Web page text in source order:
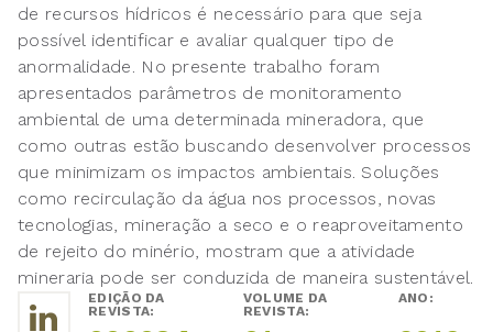
de recursos hídricos é necessário para que seja
possível identificar e avaliar qualquer tipo de
anormalidade. No presente trabalho foram
apresentados parâmetros de monitoramento
ambiental de uma determinada mineradora, que
como outras estão buscando desenvolver processos
que minimizam os impactos ambientais. Soluções
como recirculação da água nos processos, novas
tecnologias, mineração a seco e o reaproveitamento
de rejeito do minério, mostram que a atividade
mineraria pode ser conduzida de maneira sustentável.
EDIÇÃO DA
REVISTA:
VOLUME DA
REVISTA:
ANO: